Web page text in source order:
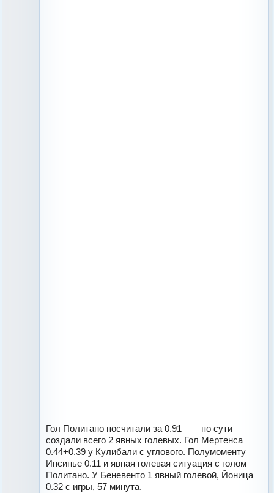
Гол Политано посчитали за 0.91
по сути
создали всего 2 явных голевых. Гол Мертенса
0.44+0.39 у Кулибали с углового. Полумоменту
Инсинье 0.11 и явная голевая ситуация с голом
Политано. У Беневенто 1 явный голевой, Йоница
0.32 с игры, 57 минута.